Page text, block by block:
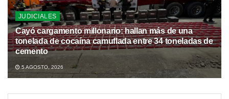
JUDICIALES
Cayó cargamento millonario: hallan más de una
tonelada de cocaína camuflada entre 34 toneladas de
cemento
5 AGOSTO, 2026